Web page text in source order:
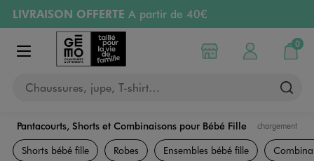
Aller au contenu principal
Aller à la navigation
LIVRAISON OFFERTE A partir de 40€
RETRAIT ET LIVRAISON OFFERTE
en magasin
PAYEZ EN 3x SANS FRAIS
Retours OFFERTS
pendant 30 jours
Afficher le menu
Chaussures, jupe, T-shirt…
Choisir mon magasin
Mon compte
0
Mon
Pantacourts, Shorts et Combinaisons pour Bébé Fille chargement
Vêtements Fille
Shorts bébé fille Robes Ensembles bébé fille